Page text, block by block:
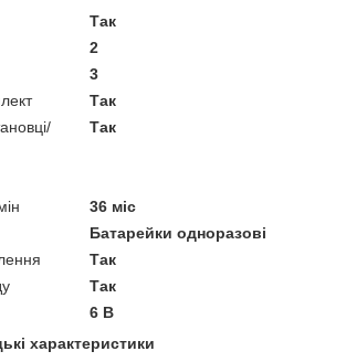
Так
2
3
Так
Так
36 міс
Батарейки одноразові
Так
Так
6 В
характеристики